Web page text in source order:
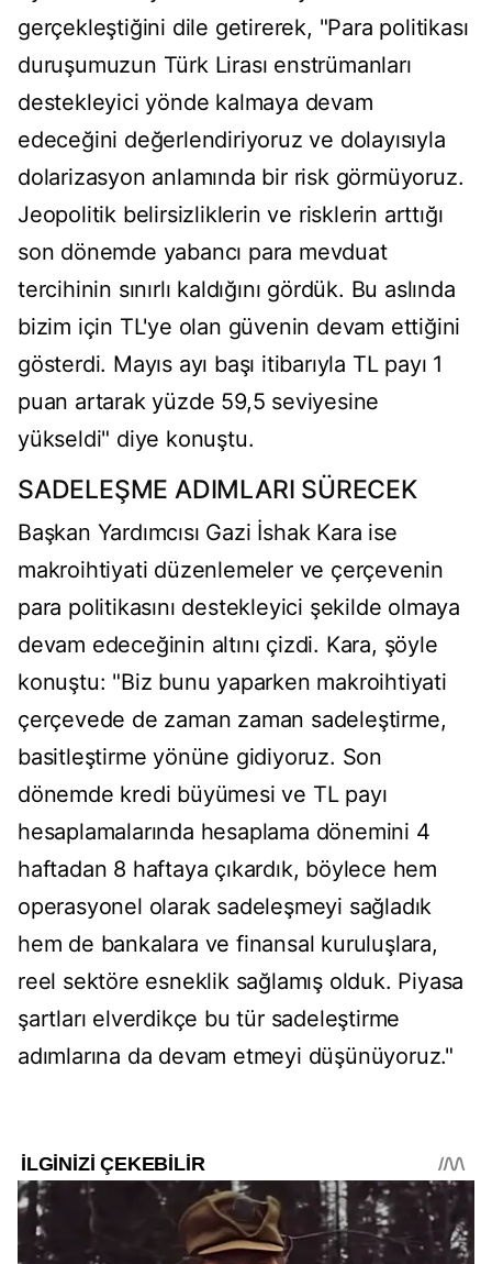
gerçekleştiğini dile getirerek, "Para politikası
duruşumuzun Türk Lirası enstrümanları
destekleyici yönde kalmaya devam
edeceğini değerlendiriyoruz ve dolayısıyla
dolarizasyon anlamında bir risk görmüyoruz.
Jeopolitik belirsizliklerin ve risklerin arttığı
son dönemde yabancı para mevduat
tercihinin sınırlı kaldığını gördük. Bu aslında
bizim için TL'ye olan güvenin devam ettiğini
gösterdi. Mayıs ayı başı itibarıyla TL payı 1
puan artarak yüzde 59,5 seviyesine
yükseldi" diye konuştu.
SADELEŞME ADIMLARI SÜRECEK
Başkan Yardımcısı Gazi İshak Kara ise
makroihtiyati düzenlemeler ve çerçevenin
para politikasını destekleyici şekilde olmaya
devam edeceğinin altını çizdi. Kara, şöyle
konuştu: "Biz bunu yaparken makroihtiyati
çerçevede de zaman zaman sadeleştirme,
basitleştirme yönüne gidiyoruz. Son
dönemde kredi büyümesi ve TL payı
hesaplamalarında hesaplama dönemini 4
haftadan 8 haftaya çıkardık, böylece hem
operasyonel olarak sadeleşmeyi sağladık
hem de bankalara ve finansal kuruluşlara,
reel sektöre esneklik sağlamış olduk. Piyasa
şartları elverdikçe bu tür sadeleştirme
adımlarına da devam etmeyi düşünüyoruz."